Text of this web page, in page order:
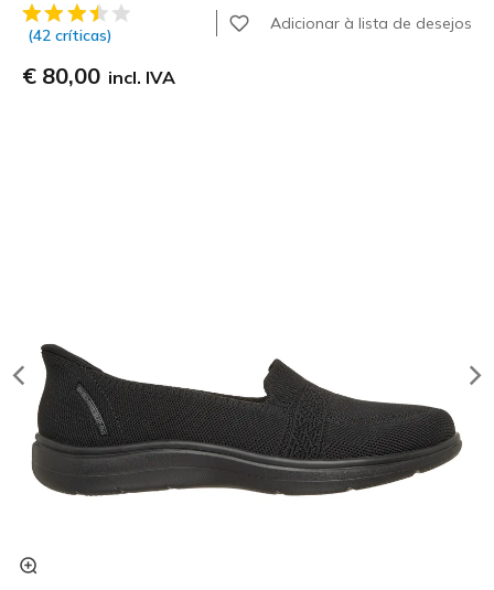
5 de 5 – Classificação do cliente
(42 críticas)
Adicionar à lista de desejos
€ 80,00 incl. IVA